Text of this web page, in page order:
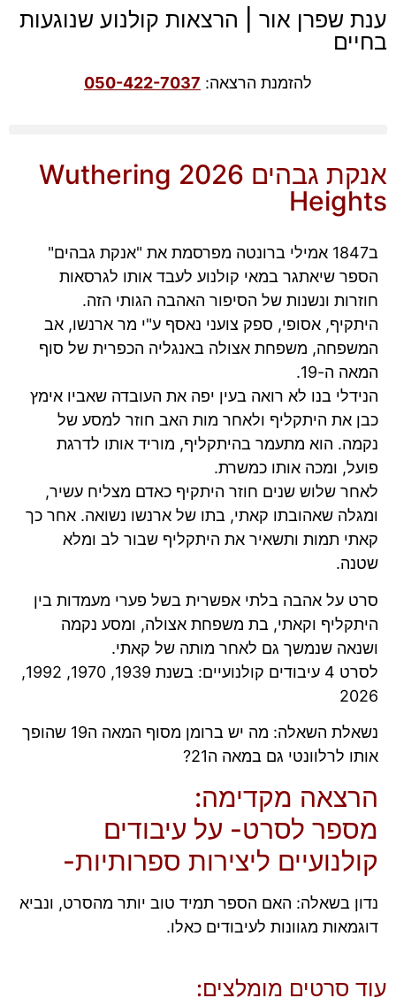
ענת שפרן אור | הרצאות קולנוע שנוגעות
בחיים
להזמנת הרצאה: 050-422-7037
אנקת גבהים 2026 Wuthering
Heights
ב1847 אמילי ברונטה מפרסמת את "אנקת גבהים"
הספר שיאתגר במאי קולנוע לעבד אותו לגרסאות
חוזרות ונשנות של הסיפור האהבה הגותי הזה.
היתקיף, אסופי, ספק צועני נאסף ע"י מר ארנשו, אב
המשפחה, משפחת אצולה באנגליה הכפרית של סוף
המאה ה-19.
הנידלי בנו לא רואה בעין יפה את העובדה שאביו אימץ
כבן את היתקליף ולאחר מות האב חוזר למסע של
נקמה. הוא מתעמר בהיתקליף, מוריד אותו לדרגת
פועל, ומכה אותו כמשרת.
לאחר שלוש שנים חוזר היתקיף כאדם מצליח עשיר,
ומגלה שאהובתו קאתי, בתו של ארנשו נשואה. אחר כך
קאתי תמות ותשאיר את היתקליף שבור לב ומלא
שטנה.
סרט על אהבה בלתי אפשרית בשל פערי מעמדות בין
היתקליף וקאתי, בת משפחת אצולה, ומסע נקמה
ושנאה שנמשך גם לאחר מותה של קאתי.
לסרט 4 עיבודים קולנועיים: בשנת 1939, 1970, 1992,
2026
נשאלת השאלה: מה יש ברומן מסוף המאה ה19 שהופך
אותו לרלוונטי גם במאה ה21?
הרצאה מקדימה:
מספר לסרט- על עיבודים
קולנועיים ליצירות ספרותיות-
נדון בשאלה: האם הספר תמיד טוב יותר מהסרט, ונביא
דוגמאות מגוונות לעיבודים כאלו.
עוד סרטים מומלצים: